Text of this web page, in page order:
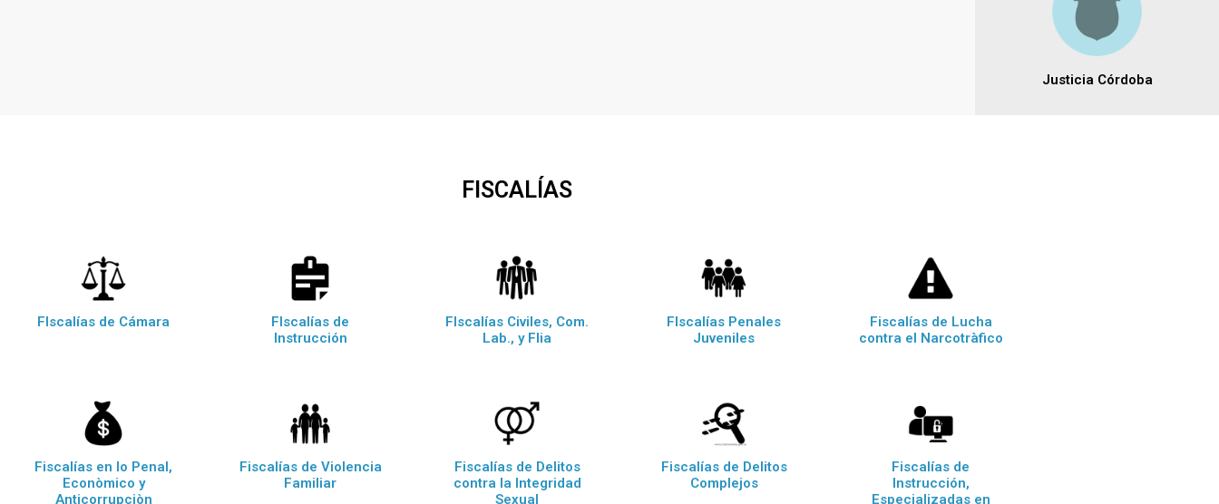
Justicia Córdoba
FISCALÍAS
FIscalías de Cámara
FIscalías de
Instrucción
FIscalías Civiles, Com.
Lab., y Flia
FIscalías Penales
Juveniles
Fiscalías de Lucha
contra el Narcotràfico
Fiscalías en lo Penal,
Econòmico y
Anticorrupciòn
Fiscalías de Violencia
Familiar
Fiscalías de Delitos
contra la Integridad
Sexual
Fiscalías de Delitos
Complejos
Fiscalías de
Instrucción,
Especializadas en